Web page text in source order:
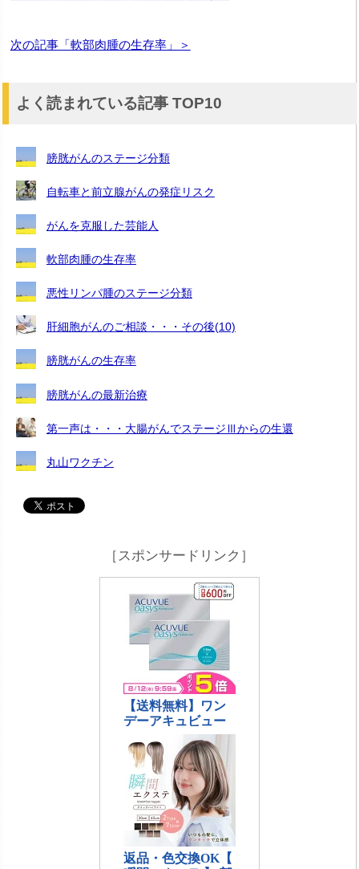
次の記事「軟部肉腫の生存率」＞
よく読まれている記事 TOP10
膀胱がんのステージ分類
自転車と前立腺がんの発症リスク
がんを克服した芸能人
軟部肉腫の生存率
悪性リンパ腫のステージ分類
肝細胞がんのご相談・・・その後(10)
膀胱がんの生存率
膀胱がんの最新治療
第一声は・・・大腸がんでステージⅢからの生還
丸山ワクチン
［スポンサードリンク］